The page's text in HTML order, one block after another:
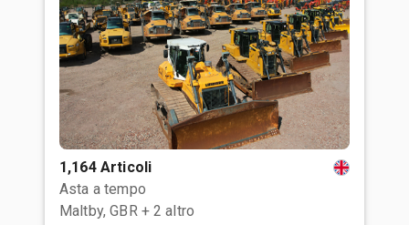
1,164 Articoli
Asta a tempo
Maltby, GBR + 2 altro